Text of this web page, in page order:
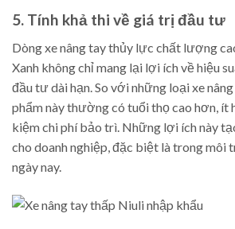
5. Tính khả thi về giá trị đầu tư
Dòng xe nâng tay thủy lực chất lượng
Xanh không chỉ mang lại lợi ích về hiệu
đầu tư dài hạn. So với những loại xe
phẩm này thường có tuổi thọ cao hơn, ít
kiệm chi phí bảo trì. Những lợi ích này
cho doanh nghiệp, đặc biệt là trong môi
ngày nay.